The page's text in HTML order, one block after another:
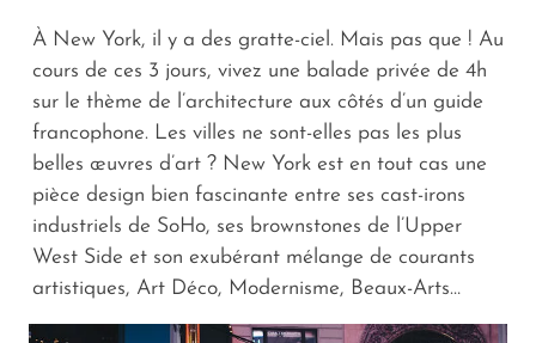
À New York, il y a des gratte-ciel. Mais pas que ! Au
cours de ces 3 jours, vivez une balade privée de 4h
sur le thème de l’architecture aux côtés d’un guide
francophone. Les villes ne sont-elles pas les plus
belles œuvres d’art ? New York est en tout cas une
pièce design bien fascinante entre ses cast-irons
industriels de SoHo, ses brownstones de l’Upper
West Side et son exubérant mélange de courants
artistiques, Art Déco, Modernisme, Beaux-Arts…